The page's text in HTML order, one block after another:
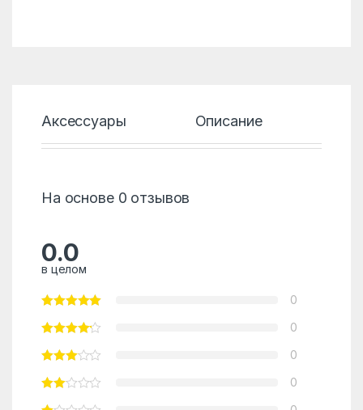
Аксессуары Описание
На основе 0 отзывов
0.0
в целом
0
0
0
0